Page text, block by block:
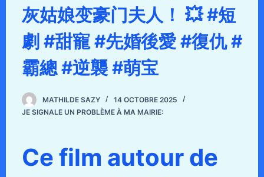
灰姑娘变豪门夫人！ 💥 #短
劇 #甜寵 #先婚後愛 #復仇 #
霸總 #逆襲 #萌宝
MATHILDE SAZY
14 OCTOBRE 2025
JE SIGNALE UN PROBLÈME À MA MAIRIE:
Ce film autour de